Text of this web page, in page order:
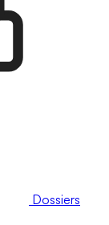
Dossiers